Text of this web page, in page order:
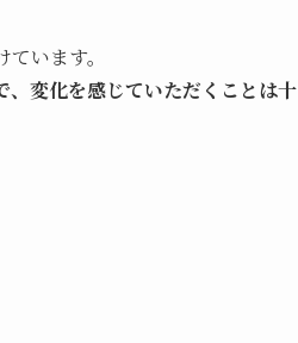
います。
変化を感じていただくことは十